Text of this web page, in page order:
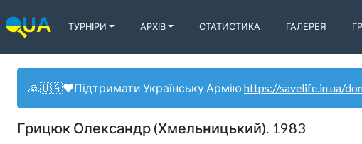
ТУРНІРИ АРХІВ СТАТИСТИКА ГАЛЕРЕЯ
🙏🇺🇦❤️Підтримати Українську Армію https://savelife.in.ua/
Грицюк Олександр (Хмельницький). 1983